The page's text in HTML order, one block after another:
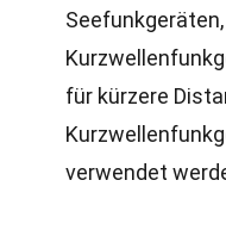
für kürzere
verwendet